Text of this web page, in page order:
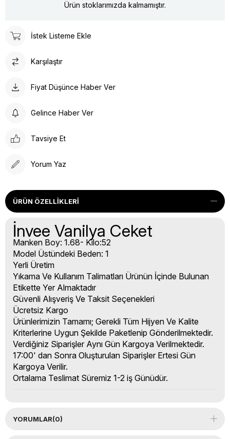
Ürün stoklarımızda kalmamıştır.
İstek Listeme Ekle
Karşılaştır
Fiyat Düşünce Haber Ver
Gelince Haber Ver
Tavsiye Et
Yorum Yaz
ÜRÜN ÖZELLIKLERI
İnvee Vanilya Ceket
Manken Boy: 1.68- Kilo:52
Model Üstündeki Beden: 1
Yerli Üretim
Yıkama Ve Kullanım Talimatları Ürünün İçinde Bulunan
Etikette Yer Almaktadır
Güvenli Alışveriş Ve Taksit Seçenekleri
Ücretsiz Kargo
Ürünlerimizin Tamamı; Gerekli Tüm Hijyen Ve Kalite
Kriterlerine Uygun Şekilde Paketlenip Gönderilmektedir.
Verdiğiniz Siparişler Aynı Gün Kargoya Verilmektedir.
17:00' dan Sonra Oluşturulan Siparişler Ertesi Gün
Kargoya Verilir.
Ortalama Teslimat Süremiz 1-2 iş Günüdür.
YORUMLAR(0)